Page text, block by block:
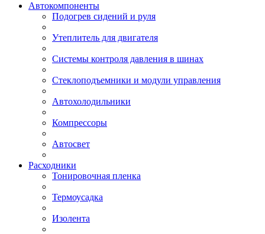
Автокомпоненты
Подогрев сидений и руля
Утеплитель для двигателя
Системы контроля давления в шинах
Стеклоподъемники и модули управления
Автохолодильники
Компрессоры
Автосвет
Расходники
Тонировочная пленка
Термоусадка
Изолента